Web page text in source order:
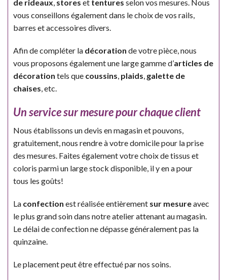
de rideaux, stores et tentures selon vos mesures. Nous
vous conseillons également dans le choix de vos rails,
barres et accessoires divers.
Afin de compléter la décoration de votre pièce, nous
vous proposons également une large gamme d’articles de
décoration tels que coussins, plaids, galette de
chaises, etc.
Un service sur mesure pour chaque client
Nous établissons un devis en magasin et pouvons,
gratuitement, nous rendre à votre domicile pour la prise
des mesures. Faites également votre choix de tissus et
coloris parmi un large stock disponible, il y en a pour
tous les goûts!
La confection est réalisée entièrement sur mesureavec
le plus grand soin dans notre atelier attenant au magasin.
Le délai de confection ne dépasse généralement pas la
quinzaine.
Le placement peut être effectué par nos soins.